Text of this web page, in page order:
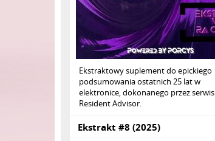
Ekstraktowy suplement do epickiego
podsumowania ostatnich 25 lat w
elektronice, dokonanego przez serwis
Resident Advisor.
Ekstrakt #8 (2025)